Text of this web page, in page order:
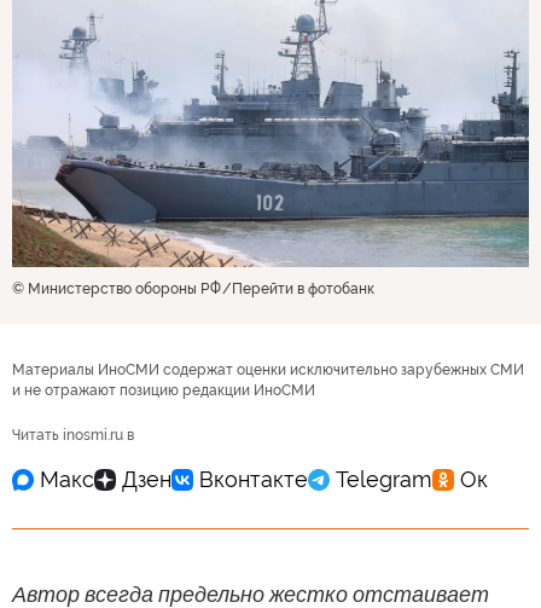
© Министерство обороны РФ Перейти в фотобанк
Материалы ИноСМИ содержат оценки исключительно зарубежных СМИ
и не отражают позицию редакции ИноСМИ
Читать inosmi.ru в
Автор всегда предельно жестко отстаивает